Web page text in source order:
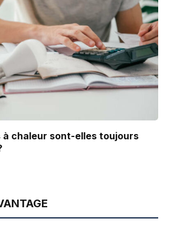
à chaleur sont-elles toujours